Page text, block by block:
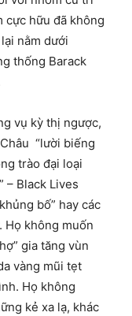
cực hữu đã không
nằm dưới
thống Barack
vụ kỳ thị ngược,
“lười biếng
trào đại loại
– Black Lives
bố” hay các
Họ không muốn
gia tăng vùn
vàng mũi tẹt
Họ không
kẻ xa lạ, khác